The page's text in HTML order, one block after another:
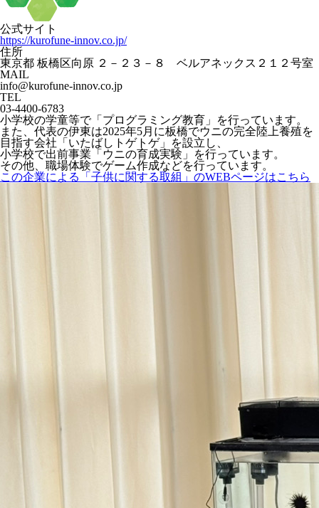
公式サイト
https://kurofune-innov.co.jp/
住所
東京都 板橋区向原 ２－２３－８ ベルアネックス２１２号室
MAIL
info@kurofune-innov.co.jp
TEL
03-4400-6783
小学校の学童等で「プログラミング教育」を行っています。
また、代表の伊東は2025年5月に板橋でウニの完全陸上養殖を
目指す会社「いたばしトゲトゲ」を設立し、
小学校で出前事業「ウニの育成実験」を行っています。
その他、職場体験でゲーム作成などを行っています。
この企業による「子供に関する取組」のWEBページはこちら